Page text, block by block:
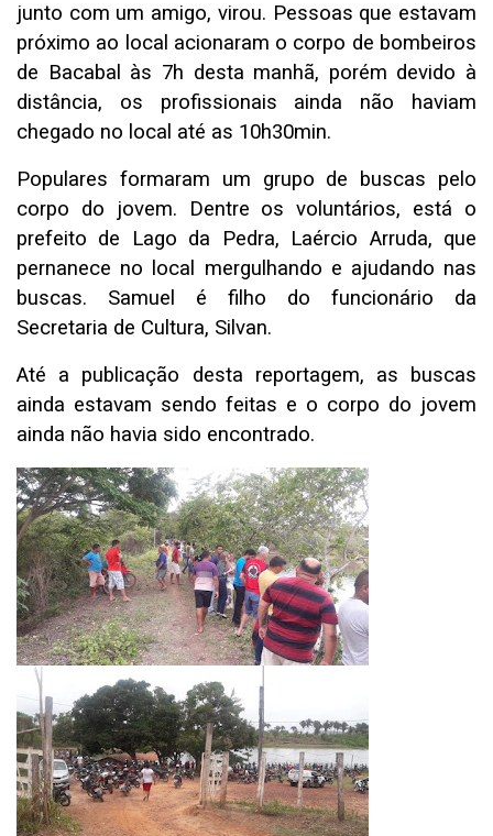
junto com um amigo, virou. Pessoas que estavam
próximo ao local acionaram o corpo de bombeiros
de Bacabal às 7h desta manhã, porém devido à
distância, os profissionais ainda não haviam
chegado no local até as 10h30min.
Populares formaram um grupo de buscas pelo
corpo do jovem. Dentre os voluntários, está o
prefeito de Lago da Pedra, Laércio Arruda, que
pernanece no local mergulhando e ajudando nas
buscas. Samuel é filho do funcionário da
Secretaria de Cultura, Silvan.
Até a publicação desta reportagem, as buscas
ainda estavam sendo feitas e o corpo do jovem
ainda não havia sido encontrado.